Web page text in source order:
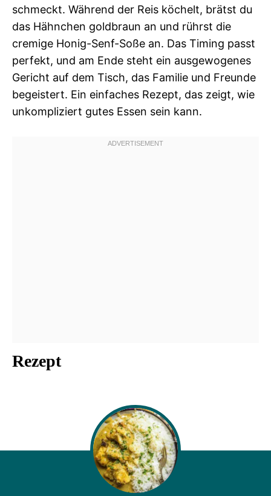
schmeckt. Während der Reis köchelt, brätst du
das Hähnchen goldbraun an und rührst die
cremige Honig-Senf-Soße an. Das Timing passt
perfekt, und am Ende steht ein ausgewogenes
Gericht auf dem Tisch, das Familie und Freunde
begeistert. Ein einfaches Rezept, das zeigt, wie
unkompliziert gutes Essen sein kann.
Rezept